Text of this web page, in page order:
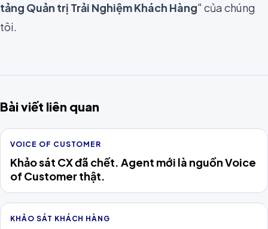
tảng Quản trị Trải Nghiệm Khách Hàng" của chúng
tôi.
Bài viết liên quan
VOICE OF CUSTOMER
Khảo sát CX đã chết. Agent mới là nguồn Voice
of Customer thật.
KHẢO SÁT KHÁCH HÀNG